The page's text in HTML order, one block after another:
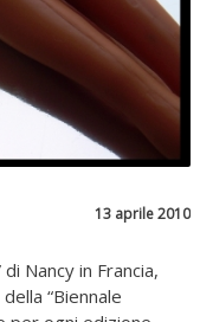
13 aprile 2010
Nancy in Francia,
“Biennale